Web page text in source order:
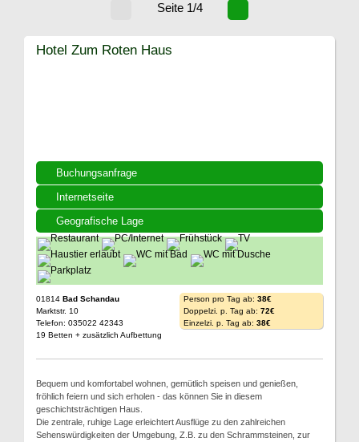
Seite 1/4
Buchungsanfrage
Internetseite
Geografische Lage
Hotel Zum Roten Haus
01814 Bad Schandau
Marktstr. 10
Telefon: 035022 42343
19 Betten + zusätzlich Aufbettung
Person pro Tag ab: 38€
Doppelzi. p. Tag ab: 72€
Einzelzi. p. Tag ab: 38€
Bequem und komfortabel wohnen, gemütlich speisen und genießen,
fröhlich feiern und sich erholen - das können Sie in diesem
geschichtsträchtigen Haus.
Die zentrale, ruhige Lage erleichtert Ausflüge zu den zahlreichen
Sehenswürdigkeiten der Umgebung, Z.B. zu den Schrammsteinen, zur